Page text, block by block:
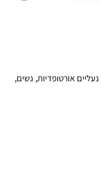
נעליים אורטופדיות, נשים,